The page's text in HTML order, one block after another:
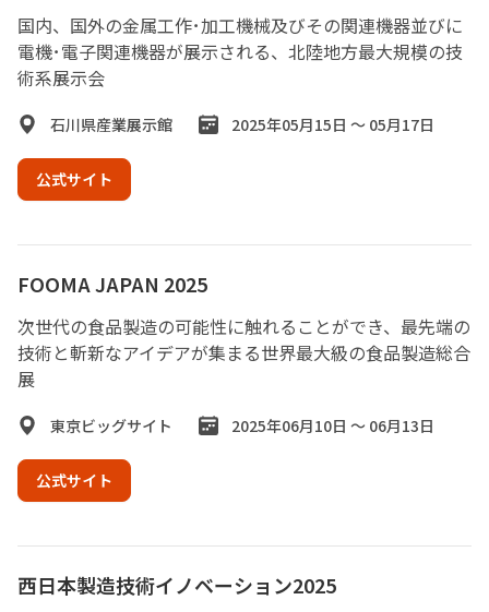
国内、国外の金属工作･加工機械及びその関連機器並びに
電機･電子関連機器が展示される、北陸地方最大規模の技
術系展示会
石川県産業展示館 2025年05月15日 ～ 05月17日
公式サイト
FOOMA JAPAN 2025
次世代の食品製造の可能性に触れることができ、最先端の
技術と斬新なアイデアが集まる世界最大級の食品製造総合
展
東京ビッグサイト 2025年06月10日 ～ 06月13日
公式サイト
西日本製造技術イノベーション2025